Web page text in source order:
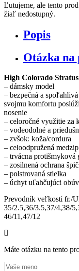
Ľutujeme, ale tento
žiaľ nedostupný.
Popis
Otázka
High Colorado
– dámsky model
– bezpečná a
svojmu komfortu
nosenie
– celoročné využitie za
– vodeodolné a
– zvšok: koža/cordura
– celoodpružená
– trvácna protišmyková
– zosilnená ochrana
– polstrovaná stielka
– úchyt uľahčujúci
Prevodník veľkostí fr./
35/2.5,36/3.5,37/4,38/
46/11,47/12
Máte otázku na tento